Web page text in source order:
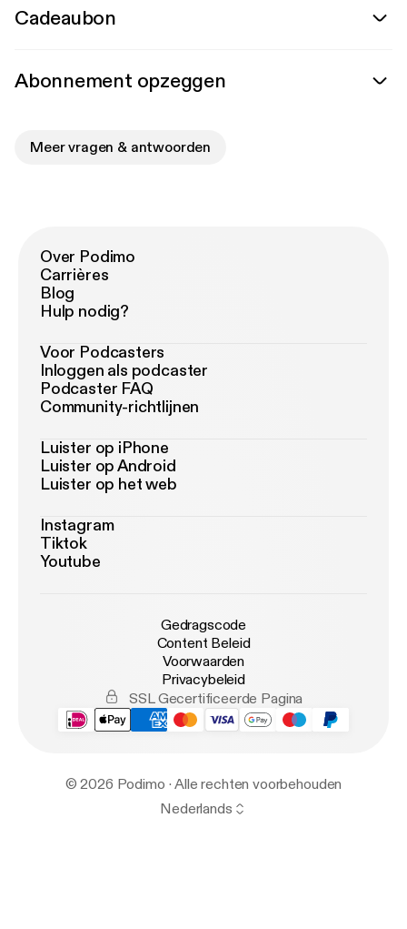
Cadeaubon
Abonnement opzeggen
Meer vragen & antwoorden
Over Podimo
Carrières
Blog
Hulp nodig?
Voor Podcasters
Inloggen als podcaster
Podcaster FAQ
Community-richtlijnen
Luister op iPhone
Luister op Android
Luister op het web
Instagram
Tiktok
Youtube
Gedragscode
Content Beleid
Voorwaarden
Privacybeleid
SSL Gecertificeerde Pagina
© 2026 Podimo · Alle rechten voorbehouden
Nederlands